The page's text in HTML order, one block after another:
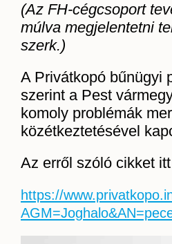
(Az FH-cégcsoport
múlva megjelentetni
szerk.)
A Privátkopó bűnügyi
szerint a Pest
komoly problémák
közétkeztetésével
Az erről szóló cikket
https://